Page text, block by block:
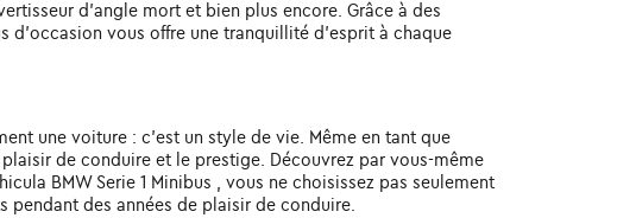
d'angle mort et bien plus encore. Grâce à des
d'occasion vous offre une tranquillité d'esprit à chaque
une voiture : c'est un style de vie. Même en tant que
de conduire et le prestige. Découvrez par vous-même
BMW Serie 1 Minibus , vous ne choisissez pas seulement
des années de plaisir de conduire.